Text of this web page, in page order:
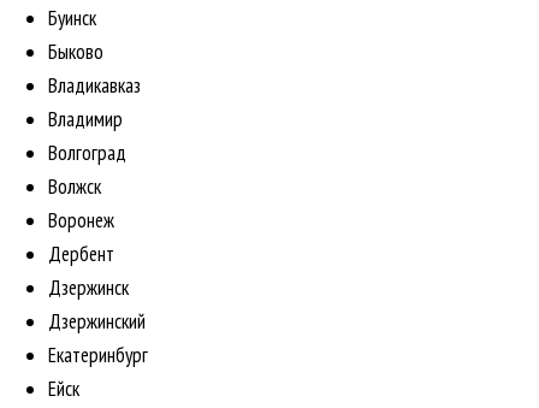
Буинск
Быково
Владикавказ
Владимир
Волгоград
Волжск
Воронеж
Дербент
Дзержинск
Дзержинский
Екатеринбург
Ейск